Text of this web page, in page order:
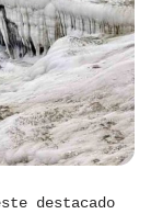
destacado